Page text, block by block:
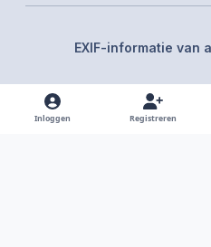
EXIF-informatie van
Inloggen Registreren